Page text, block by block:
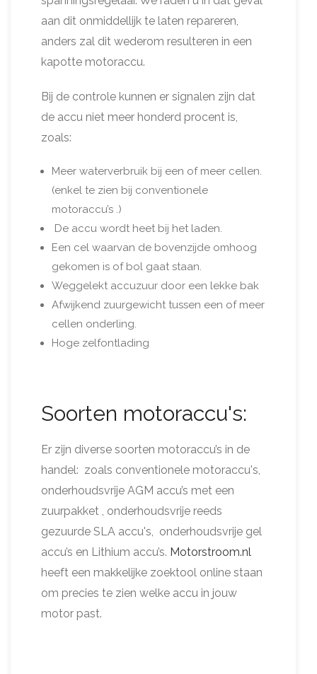
aan dit onmiddellijk te laten repareren,
anders zal dit wederom resulteren in een
kapotte motoraccu.
Bij de controle kunnen er signalen zijn dat
de accu niet meer honderd procent is,
zoals:
Meer waterverbruik bij een of meer cellen.
(enkel te zien bij conventionele
motoraccu’s .)
De accu wordt heet bij het laden.
Een cel waarvan de bovenzijde omhoog
gekomen is of bol gaat staan.
Weggelekt accuzuur door een lekke bak
Afwijkend zuurgewicht tussen een of meer
cellen onderling.
Hoge zelfontlading
Soorten motoraccu's:
Er zijn diverse soorten motoraccu’s in de
handel: zoals conventionele motoraccu's,
onderhoudsvrije AGM accu’s met een
zuurpakket , onderhoudsvrije reeds
gezuurde SLA accu's, onderhoudsvrije gel
accu’s en Lithium accu’s. Motorstroom.nl
heeft een makkelijke zoektool online staan
om precies te zien welke accu in jouw
motor past.